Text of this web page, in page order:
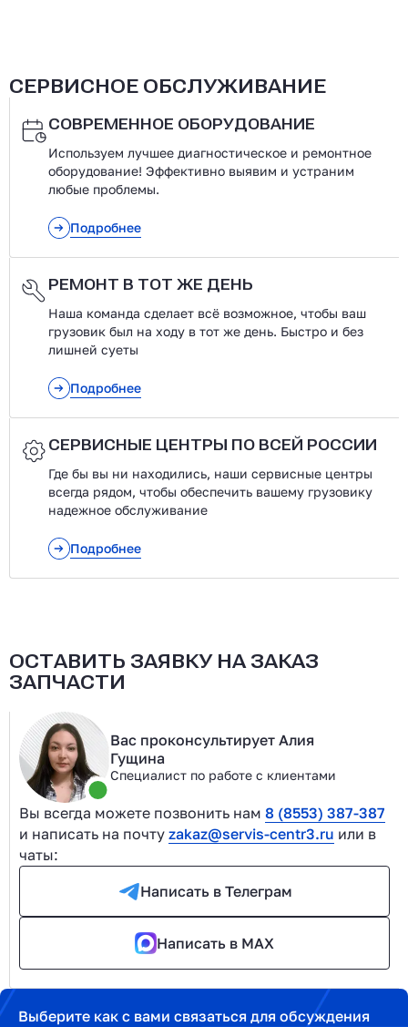
СЕРВИСНОЕ ОБСЛУЖИВАНИЕ
СОВРЕМЕННОЕ ОБОРУДОВАНИЕ
Используем лучшее диагностическое и ремонтное
оборудование! Эффективно выявим и устраним
любые проблемы.
Подробнее
РЕМОНТ В ТОТ ЖЕ ДЕНЬ
Наша команда сделает всё возможное, чтобы ваш
грузовик был на ходу в тот же день. Быстро и без
лишней суеты
Подробнее
СЕРВИСНЫЕ ЦЕНТРЫ ПО ВСЕЙ РОССИИ
Где бы вы ни находились, наши сервисные центры
всегда рядом, чтобы обеспечить вашему грузовику
надежное обслуживание
Подробнее
ОСТАВИТЬ ЗАЯВКУ НА ЗАКАЗ
ЗАПЧАСТИ
Вас проконсультирует Алия
Гущина
Специалист по работе с клиентами
Вы всегда можете позвонить нам 8 (8553) 387-387
и написать на почту zakaz@servis-centr3.ru или в
чаты:
Написать в Телеграм
Написать в MAX
Выберите как с вами связаться для обсуждения